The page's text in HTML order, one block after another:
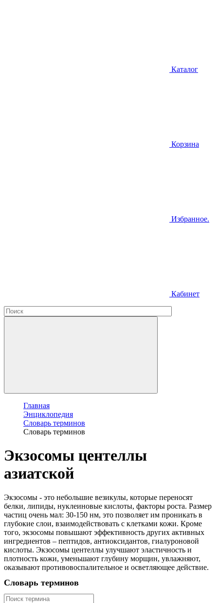
Каталог
Корзина
Избранное.
Кабинет
Главная
Энциклопедия
Словарь терминов
Словарь терминов
Экзосомы центеллы
азиатской
Экзосомы - это небольшие везикулы, которые переносят
белки, липиды, нуклеиновые кислоты, факторы роста. Размер
частиц очень мал: 30-150 нм, это позволяет им проникать в
глубокие слои, взаимодействовать с клетками кожи. Кроме
того, экзосомы повышают эффективность других активных
ингредиентов – пептидов, антиоксидантов, гиалуроновой
кислоты. Экзосомы центеллы улучшают эластичность и
плотность кожи, уменьшают глубину морщин, увлажняют,
оказывают противовоспалительное и осветляющее действие.
Словарь терминов